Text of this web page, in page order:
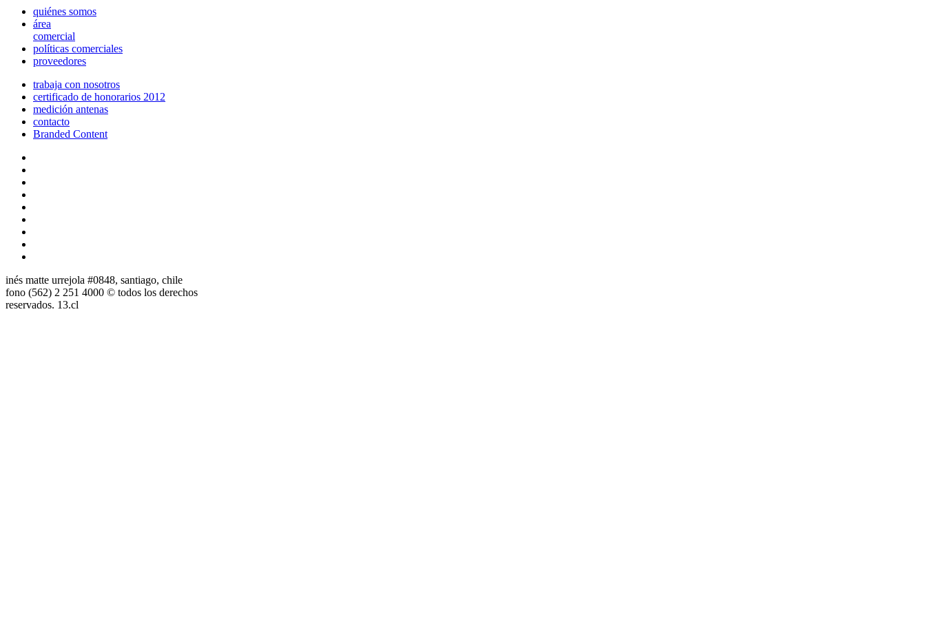
quiénes somos
área
comercial
políticas comerciales
proveedores
trabaja con nosotros
certificado de honorarios 2012
medición antenas
contacto
Branded Content
inés matte urrejola #0848, santiago, chile
fono (562) 2 251 4000 © todos los derechos
reservados. 13.cl